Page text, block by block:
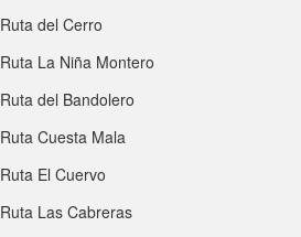
Ruta del Cerro
Ruta La Niña Montero
Ruta del Bandolero
Ruta Cuesta Mala
Ruta El Cuervo
Ruta Las Cabreras